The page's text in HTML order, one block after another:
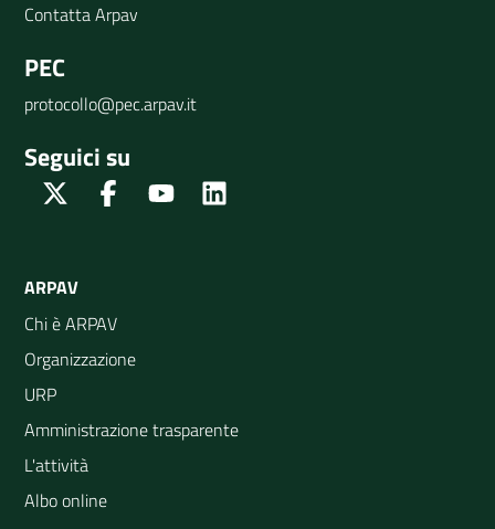
Contatta Arpav
PEC
protocollo@pec.arpav.it
Seguici su
Twitter FacebookYoutube
ARPAV
Chi è ARPAV
Organizzazione
URP
Amministrazione trasparente
L'attività
Albo online